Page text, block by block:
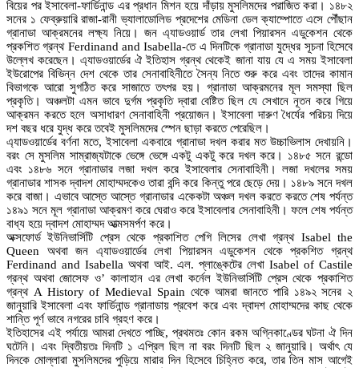
বিয়ের পর ইসাবেলা-ফার্ডিনান্ড এর প্রধান মিশন হয়ে দাঁড়ায় মুসলিমদের পরাজিত করা। ১৪৮২
সনের ১ ফেব্রুয়ারি রাজা-রানী ভ্যালাডোলিড প্রদেশের মেডিনা ডেল ক্যাম্পোতে এসে পৌঁছান
গ্রানাডা আক্রমনের লক্ষ্য নিয়ে। জন এ্যাডওয়ার্ড তার লেখা পিয়ারসন এডুকেশন থেকে
প্রকশিত গ্রন্থ Ferdinand and Isabella-তে এ দিনটিকে গ্রানাডা যুদ্ধের সূচনা হিসেবে
উল্লেখ করেছেন। এ্যাডওয়ার্ডের ঐ ইতিহাস গ্রন্থ থেকেই জানা যায় যে এ সময় ইসাবেলা
ইউরোপের বিভিন্ন দেশ থেকে তার সেনাবাহিনীতে সৈন্য নিতে শুরু করে এবং তাদের কামান
বিভাগকে আরো সুগঠিত করে সাজাতে তৎপর হয়। গ্রানাডা আক্রমনের মূল সমস্যা ছিল
প্রকৃতি। অঞ্চলটা এমন ভাবে দুর্গম প্রকৃতি দ্বারা বেষ্টিত ছিল যে সেখানে নূতন করে গিয়ে
আক্রমন করতে হলে অসাধারণ সেনাবাহিনী প্রয়োজন। ইসাবেলা দারুণ ধৈর্যের পরিচয় দিয়ে
দশ বছর ধরে যুদ্ধ করে তবেই মুসলিমদের স্পেন ছাড়া করতে পেরেছিল।
এ্যাডওয়ার্ডের বর্ণনা মতে, ইসাবেলা একবারে গ্রানাডা দখল করার মত উচ্চাভিলাস দেখায়নি।
বরং সে মুসলিম সাম্রাজ্যটাকে ভেঙ্গে ভেঙ্গে একটু একটু করে দখল করে। ১৪৮৫ সনে রন্ডো
এবং ১৪৮৬ সনে গ্রানাডার লজা দখল করে ইসাবেলার সেনাবাহিনী। লজা দখলের সময়
গ্রানাডার শাসক দ্বাদশ মোহাম্মদকেও তারা বন্দি করে কিন্তু পরে ছেড়ে দেয়। ১৪৮৯ সনে দখল
করে বাজা। এভাবে আস্তে আস্তে গ্রানাডার একেকটা অঞ্চল দখল করতে করতে শেষ পর্যন্ত
১৪৯১ সনে মূল গ্রানাডা আক্রমণ করে ঘেরাও করে ইসাবেলার সেনাবাহিনী। ফলে শেষ পর্যন্ত
বাধ্য হয়ে দ্বাদশ মোহাম্মদ আত্মসমর্পণ করে।
অক্সফোর্ড ইউনিভার্সিটি প্রেস থেকে প্রকাশিত পেগি লিসের লেখা গ্রন্থ Isabel the
Queen অথবা জন এ্যাডওয়ার্ডের লেখা পিয়ারসন এডুকেশন থেকে প্রকশিত গ্রন্থ
Ferdinand and Isabella অথবা আই. এল. প্লাঙ্কেটের লেখা Isabel of Castile
গ্রন্থ অথবা জোসেফ ও’ কালাহান এর লেখা কর্নেল ইউনিভার্সিটি প্রেস থেকে প্রকাশিত
গ্রন্থ A History of Medieval Spain থেকে আমরা জানতে পারি ১৪৯২ সনের ২
জানুয়ারি ইসাবেলা এবং ফার্ডিনান্ড গ্রানাডায় প্রবেশ করে এবং দ্বাদশ মোহাম্মদের কাছ থেকে
শান্তি পূর্ণ ভাবে নগরের চাবি গ্রহণ করে।
ইতিহাসের এই পর্যায়ে আমরা দেখতে পাচ্ছি, প্রথমতঃ কোন রকম অগ্নিকাণ্ডের ঘটনা ঐ দিন
ঘটেনি। এবং দ্বিতীয়তঃ দিনটি ১ এপ্রিল ছিল না বরং দিনটি ছিল ২ জানুয়ারি। অর্থাৎ যে
দিনকে মোল্লারা মুসলিমদের পুড়িয়ে মারার দিন হিসেবে চিহ্নিত করে, তার তিন মাস আগেই